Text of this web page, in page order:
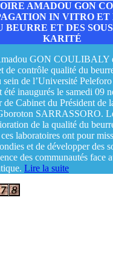
AMADOU GON
IN VITRO ET
ET DES
KARITÉ
GON COULIBALY
de contrôle qualité du
sein de l’Université
inaugurés le samedi 09
Cabinet du Président de
SARRASSORO.
de la qualité du
laboratoires ont pour
et de développer des
des communautés face
Lire la suite